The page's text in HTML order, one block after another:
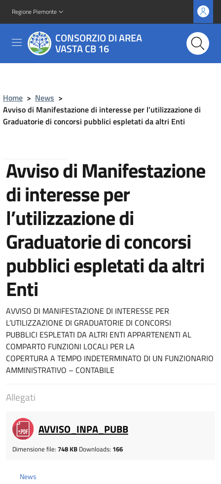
Regione Piemonte
CONSORZIO DI AREA
VASTA CB 16
Home > News >
Avviso di Manifestazione di interesse per l’utilizzazione di
Graduatorie di concorsi pubblici espletati da altri Enti
Avviso di Manifestazione
di interesse per
l’utilizzazione di
Graduatorie di concorsi
pubblici espletati da altri
Enti
AVVISO DI MANIFESTAZIONE DI INTERESSE PER
L’UTILIZZAZIONE DI GRADUATORIE DI CONCORSI
PUBBLICI ESPLETATI DA ALTRI ENTI APPARTENENTI AL
COMPARTO FUNZIONI LOCALI PER LA
COPERTURA A TEMPO INDETERMINATO DI UN FUNZIONARIO
AMMINISTRATIVO – CONTABILE
Allegati
AVVISO_INPA_PUBB
Dimensione file: 748 KB Downloads: 166
News